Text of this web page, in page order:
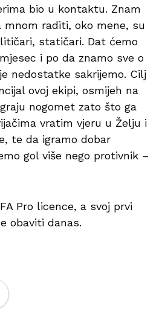
bio u kontaktu. Znam
mnom raditi, oko mene, su
statičari. Dat ćemo
i po da znamo sve o
nedostatke sakrijemo. Cilj
ovoj ekipi, osmijeh na
nogomet zato što ga
vratim vjeru u Želju i
te da igramo dobar
gol više nego protivnik –
Pro licence, a svoj prvi
obaviti danas.